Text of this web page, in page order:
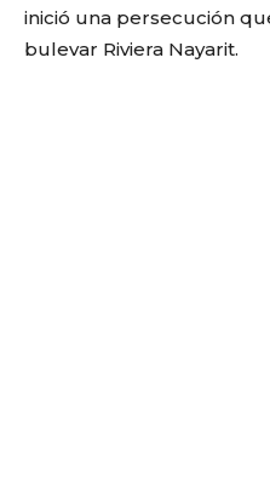
inició una persecución
bulevar Riviera Nayarit.